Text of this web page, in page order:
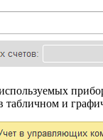
табличном и